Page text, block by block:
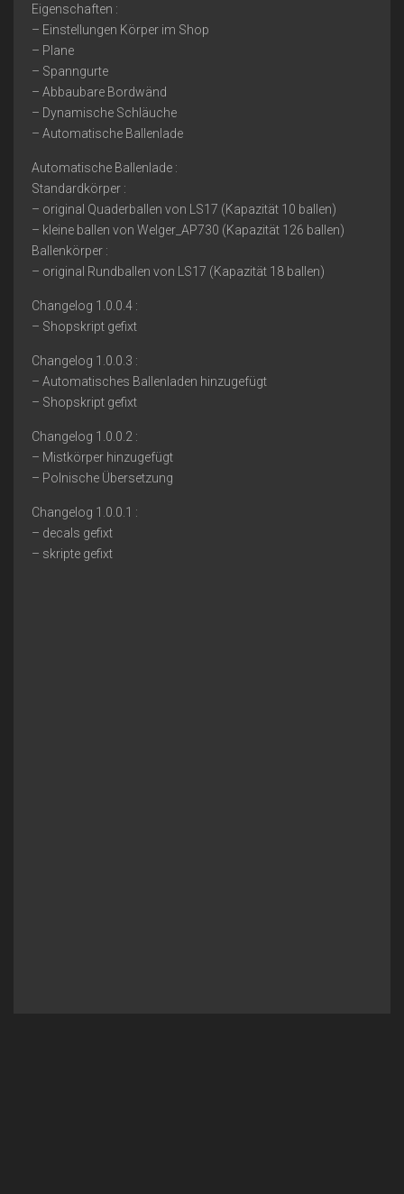
Eigenschaften :
– Einstellungen Körper im Shop
– Plane
– Spanngurte
– Abbaubare Bordwänd
– Dynamische Schläuche
– Automatische Ballenlade
Automatische Ballenlade :
Standardkörper :
– original Quaderballen von LS17 (Kapazität 10 ballen)
– kleine ballen von Welger_AP730 (Kapazität 126 ballen)
Ballenkörper :
– original Rundballen von LS17 (Kapazität 18 ballen)
Changelog 1.0.0.4 :
– Shopskript gefixt
Changelog 1.0.0.3 :
– Automatisches Ballenladen hinzugefügt
– Shopskript gefixt
Changelog 1.0.0.2 :
– Mistkörper hinzugefügt
– Polnische Übersetzung
Changelog 1.0.0.1 :
– decals gefixt
– skripte gefixt